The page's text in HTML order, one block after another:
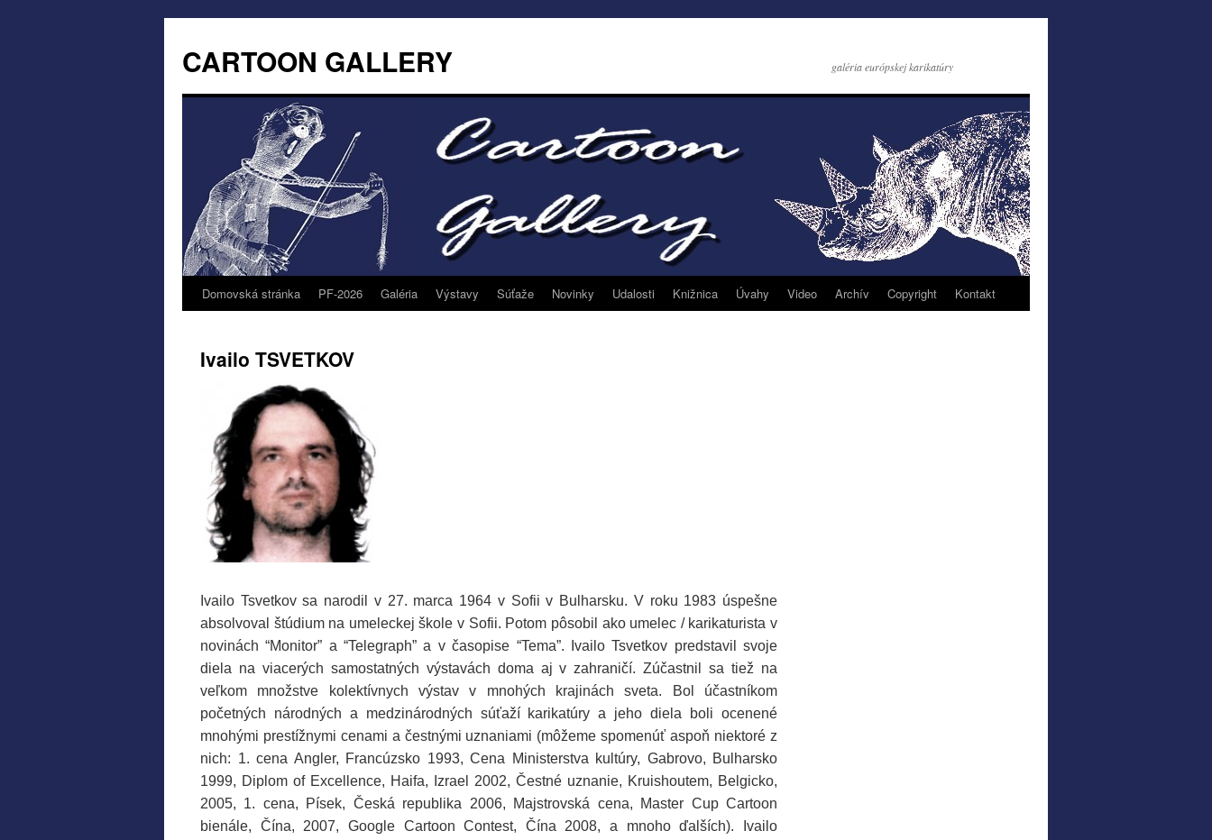
CARTOON GALLERY galéria európskej karikatúry
Domovská stránka PF-2026 Galéria Výstavy Súťaže Novinky Udalosti Knižnica Úvahy Video Archív Copyright Kontakt
Ivailo TSVETKOV
Ivailo Tsvetkov sa narodil v 27. marca 1964 v Sofii v Bulharsku. V roku 1983 úspešne
absolvoval štúdium na umeleckej škole v Sofii. Potom pôsobil ako umelec / karikaturista v
novinách “Monitor” a “Telegraph” a v časopise “Tema”. Ivailo Tsvetkov predstavil svoje
diela na viacerých samostatných výstavách doma aj v zahraničí. Zúčastnil sa tiež na
veľkom množstve kolektívnych výstav v mnohých krajinách sveta. Bol účastníkom
početných národných a medzinárodných súťaží karikatúry a jeho diela boli ocenené
mnohými prestížnymi cenami a čestnými uznaniami (môžeme spomenúť aspoň niektoré z
nich: 1. cena Angler, Francúzsko 1993, Cena Ministerstva kultúry, Gabrovo, Bulharsko
1999, Diplom of Excellence, Haifa, Izrael 2002, Čestné uznanie, Kruishoutem, Belgicko,
2005, 1. cena, Písek, Česká republika 2006, Majstrovská cena, Master Cup Cartoon
bienále, Čína, 2007, Google Cartoon Contest, Čína 2008, a mnoho ďalších). Ivailo